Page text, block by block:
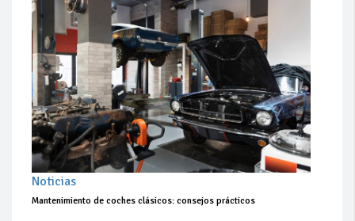
Noticias
Mantenimiento de coches clásicos: consejos prácticos